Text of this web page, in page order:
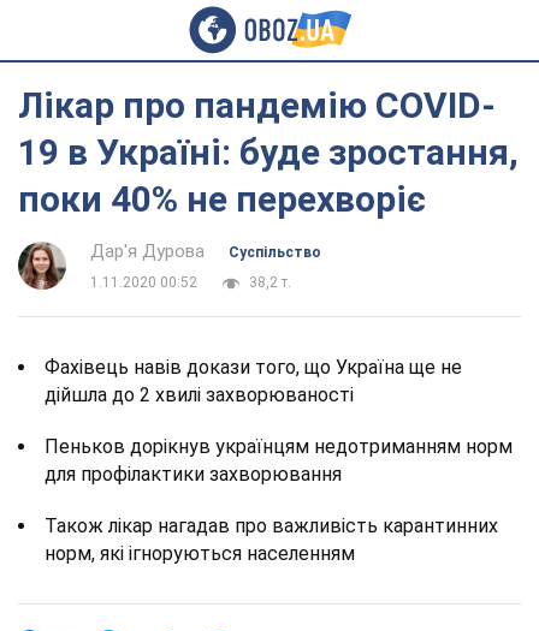
Лікар про пандемію COVID-
19 в Україні: буде зростання,
поки 40% не перехворіє
Дар'я Дурова
Суспільство
1.11.2020 00:52
38,2 т.
Фахівець навів докази того, що Україна ще не
дійшла до 2 хвилі захворюваності
Пеньков дорікнув українцям недотриманням норм
для профілактики захворювання
Також лікар нагадав про важливість карантинних
норм, які ігноруються населенням